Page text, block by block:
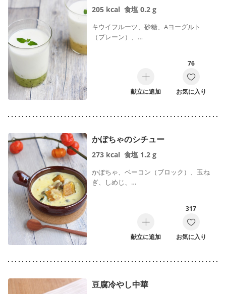
205 kcal 食塩 0.2 g
キウイフルーツ、砂糖、Aヨーグルト
（プレーン）、…
献立に追加
76
お気に入り
かぼちゃのシチュー
273 kcal 食塩 1.2 g
かぼちゃ、ベーコン（ブロック）、玉ね
ぎ、しめじ、…
献立に追加
317
お気に入り
豆腐冷やし中華